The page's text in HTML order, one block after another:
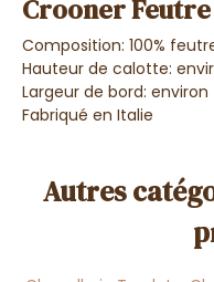
Crooner
Composition: 100%
Hauteur de calotte:
Largeur de bord:
Fabriqué en Italie
Autres